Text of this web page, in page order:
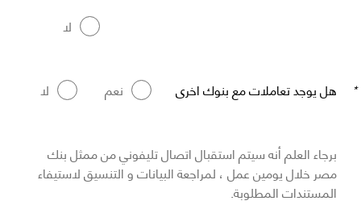
لا
* هل يوجد تعاملات مع بنوك اخرى نعم لا
برجاء العلم أنه سيتم استقبال اتصال تليفوني من ممثل بنك
مصر خلال يومين عمل ، لمراجعة البيانات و التنسيق لاستيفاء
المستندات المطلوبة.